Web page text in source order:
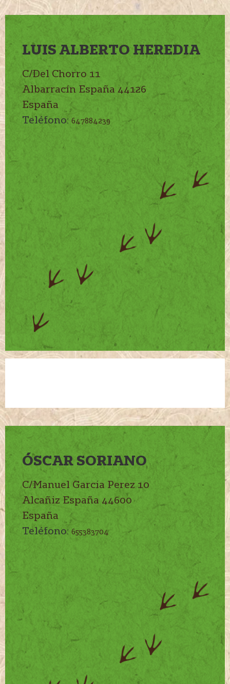
LUIS ALBERTO HEREDIA
C/Del Chorro 11
Albarracín España 44126
España
Teléfono: 647884239
ÓSCAR SORIANO
C/Manuel Garcia Perez 10
Alcañiz España 44600
España
Teléfono: 655383704